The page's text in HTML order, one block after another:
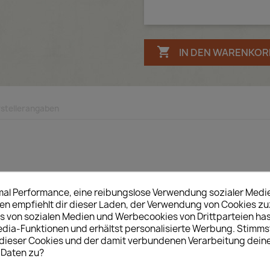
 IN DEN
ca. 1,6mm dick)
gewertet
müssen natürlich eingehalten werden damit
Performance, eine reibungslose Verwendung sozialer
empfiehlt dir dieser Laden, der Verwendung von Cookies
von sozialen Medien und Werbecookies von Drittparteien
Funktionen und erhältst personalisierte Werbung.
Cookies und der damit verbundenen Verarbeitung
zu?